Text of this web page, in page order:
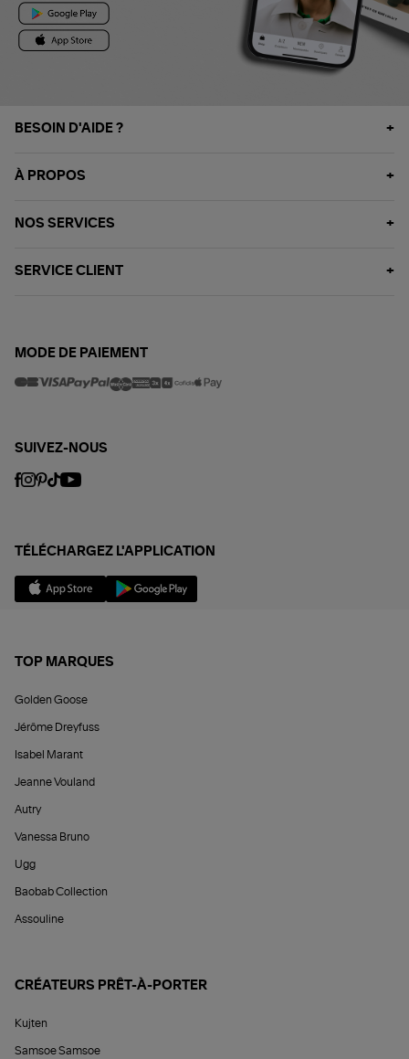
BESOIN D'AIDE ?
À PROPOS
NOS SERVICES
SERVICE CLIENT
MODE DE PAIEMENT
SUIVEZ-NOUS
TÉLÉCHARGEZ L'APPLICATION
TOP MARQUES
Golden Goose
Jérôme Dreyfuss
Isabel Marant
Jeanne Vouland
Autry
Vanessa Bruno
Ugg
Baobab Collection
Assouline
CRÉATEURS PRÊT-À-PORTER
Kujten
Samsoe Samsoe